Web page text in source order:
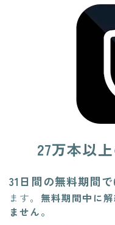
27万本以上
31日間の無料期間
ます。 無料期間中に
ません。